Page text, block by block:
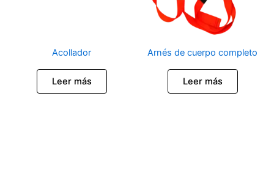
Acollador
Leer más
Arnés de cuerpo completo
Leer más